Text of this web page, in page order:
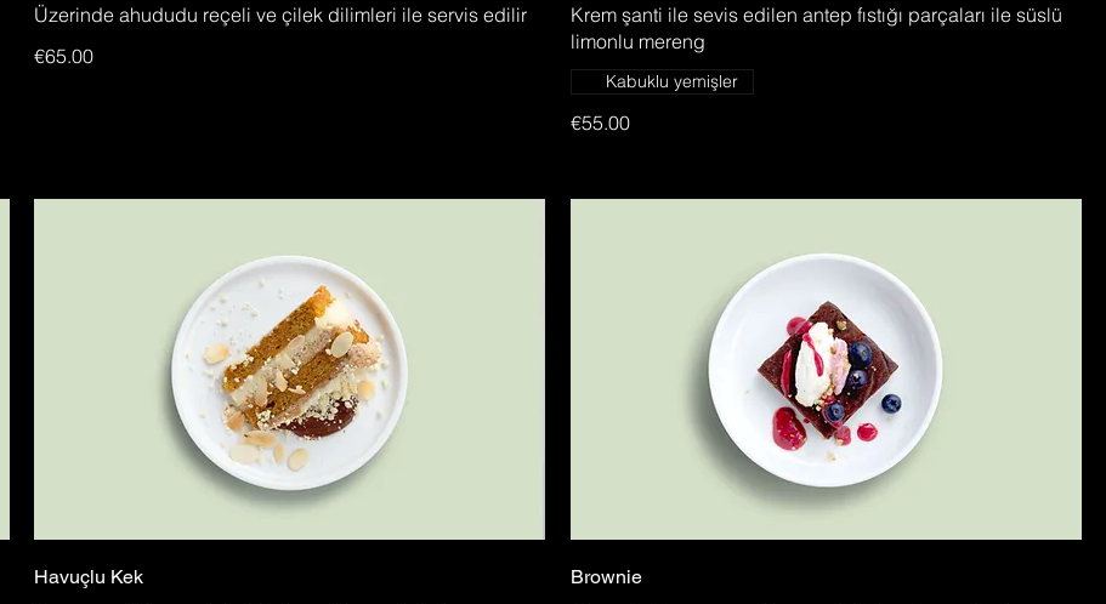
Üzerinde ahududu reçeli ve çilek dilimleri ile servis edilir
€65.00
Krem şanti ile sevis edilen antep fıstığı parçaları ile süslü
limonlu mereng
€55.00
Kabuklu yemişler
Havuçlu Kek Brownie